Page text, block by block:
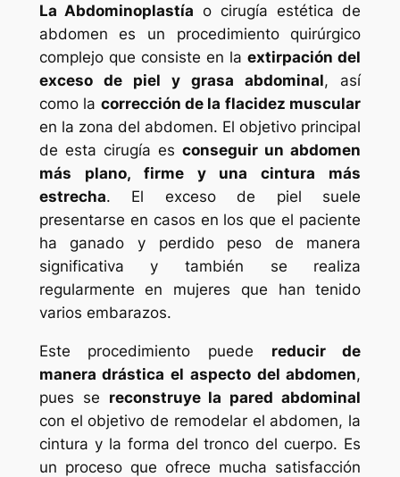
La Abdominoplastía o cirugía estética de
abdomen es un procedimiento quirúrgico
complejo que consiste en laextirpación del
exceso de piel y grasa abdominal, así
como la corrección de la flacidez muscular
en la zona del abdomen. El objetivo principal
de esta cirugía esconseguir un abdomen
más plano, firme y una cintura más
estrecha. El exceso de piel suele
presentarse en casos en los que el paciente
ha ganado y perdido peso de manera
significativa y también se realiza
regularmente en mujeres que han tenido
varios embarazos.
Este procedimiento puede reducir de
manera drástica el aspecto del abdomen,
pues se reconstruye la pared abdominal
con el objetivo de remodelar el abdomen, la
cintura y la forma del tronco del cuerpo. Es
un proceso que ofrece mucha satisfacción